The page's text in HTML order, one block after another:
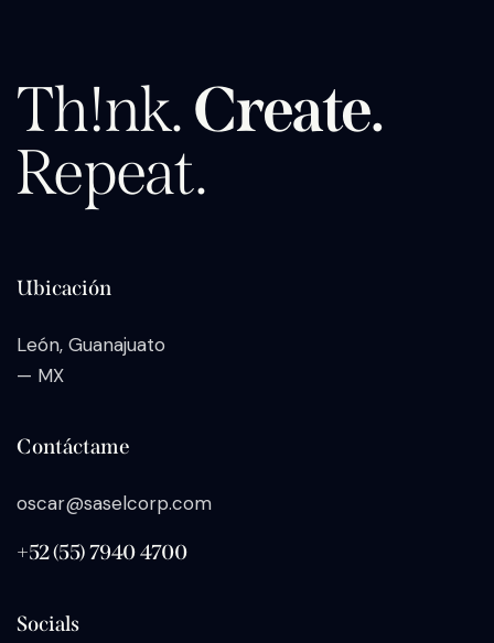
Th!nk.Create.
Repeat.
Ubicación
León, Guanajuato
— MX
Contáctame
oscar@saselcorp.com
+52 (55) 7940 4700
Socials